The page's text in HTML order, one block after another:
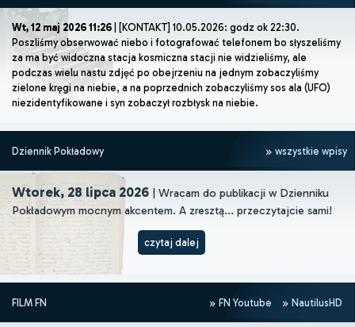
Wt, 12 maj 2026 11:26 | [KONTAKT] 10.05.2026: godz ok 22:30.
Poszliśmy obserwować niebo i fotografować telefonem bo słyszeliśmy
za ma być widoczna stacja kosmiczna stacji nie widzieliśmy, ale
podczas wielu nastu zdjęć po obejrzeniu na jednym zobaczyliśmy
zielone kręgi na niebie, a na poprzednich zobaczyliśmy sos ala (UFO)
niezidentyfikowane i syn zobaczył rozbłysk na niebie.
Dziennik Pokładowy wszystkie wpisy
Wtorek, 28 lipca 2026 | Wracam do publikacji w Dzienniku
Pokładowym mocnym akcentem. A zresztą... przeczytajcie sami!
czytaj dalej
FILM FN FN Youtube NautilusHD